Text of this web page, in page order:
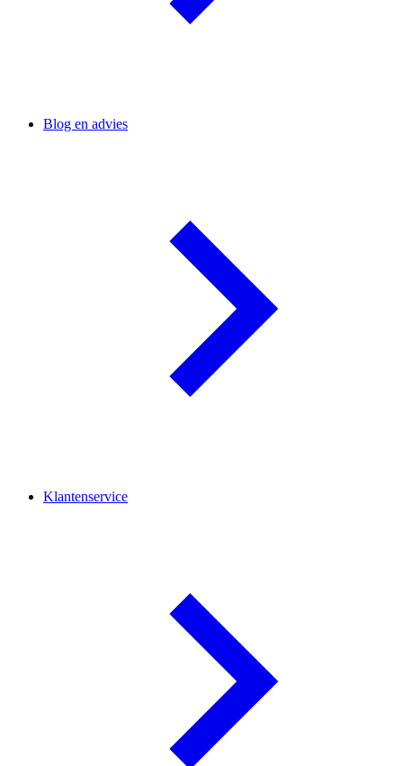
Blog en advies
Klantenservice